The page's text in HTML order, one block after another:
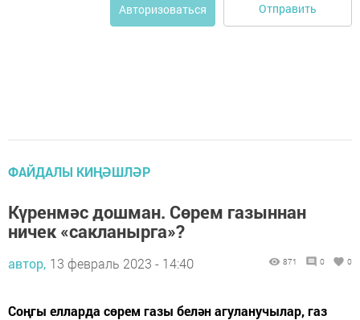
Авторизоваться Отправить
ФАЙДАЛЫ КИҢӘШЛӘР
Күренмәс дошман. Сөрем газыннан
ничек «сакланырга»?
автор, 13 февраль 2023 - 14:40 871 0 0
Соңгы елларда сөрем газы белән агуланучылар, газ